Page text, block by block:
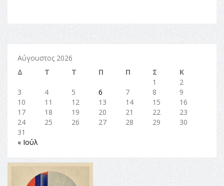
Αύγουστος 2026
Δ
Τ Τ Π Π Σ
Κ
1
2
3
4 5 6 7 8
9
10
11 12 13 14 15
16
17
18 19 20 21 22
23
24
25 26 27 28 29
30
31
« Ιούλ